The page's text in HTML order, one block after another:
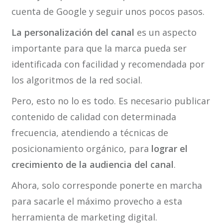
cuenta de Google y seguir unos pocos pasos.
La personalización del canal es un aspecto
importante para que la marca pueda ser
identificada con facilidad y recomendada por
los algoritmos de la red social.
Pero, esto no lo es todo. Es necesario publicar
contenido de calidad con determinada
frecuencia, atendiendo a técnicas de
posicionamiento orgánico, para lograr el
crecimiento de la audiencia del canal.
Ahora, solo corresponde ponerte en marcha
para sacarle el máximo provecho a esta
herramienta de marketing digital.